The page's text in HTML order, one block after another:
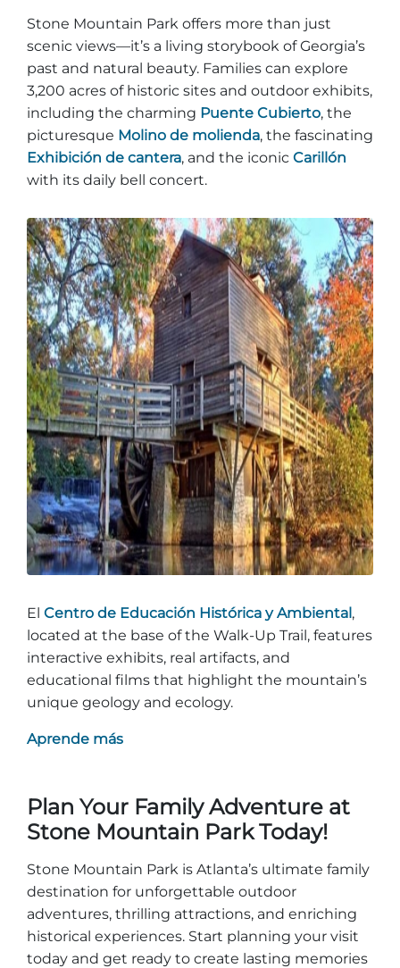
Stone Mountain Park offers more than just
scenic views—it’s a living storybook of Georgia’s
past and natural beauty. Families can explore
3,200 acres of historic sites and outdoor exhibits,
including the charming Puente Cubierto, the
picturesque Molino de molienda, the fascinating
Exhibición de cantera, and the iconic Carillón
with its daily bell concert.
El Centro de Educación Histórica y Ambiental,
located at the base of the Walk-Up Trail, features
interactive exhibits, real artifacts, and
educational films that highlight the mountain’s
unique geology and ecology.
Aprende más
Plan Your Family Adventure at
Stone Mountain Park Today!
Stone Mountain Park is Atlanta’s ultimate family
destination for unforgettable outdoor
adventures, thrilling attractions, and enriching
historical experiences. Start planning your visit
today and get ready to create lasting memories